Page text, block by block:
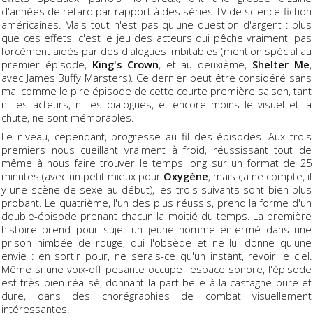
d'années de retard par rapport à des séries TV de science-fiction
américaines. Mais tout n'est pas qu'une question d'argent : plus
que ces effets, c'est le jeu des acteurs qui pêche vraiment, pas
forcément aidés par des dialogues imbitables (mention spécial au
premier épisode, King's Crown, et au deuxième, Shelter Me,
avec James Buffy Marsters). Ce dernier peut être considéré sans
mal comme le pire épisode de cette courte première saison, tant
ni les acteurs, ni les dialogues, et encore moins le visuel et la
chute, ne sont mémorables.
Le niveau, cependant, progresse au fil des épisodes. Aux trois
premiers nous cueillant vraiment à froid, réussissant tout de
même à nous faire trouver le temps long sur un format de 25
minutes (avec un petit mieux pour Oxygène, mais ça ne compte, il
y une scène de sexe au début), les trois suivants sont bien plus
probant. Le quatrième, l'un des plus réussis, prend la forme d'un
double-épisode prenant chacun la moitié du temps. La première
histoire prend pour sujet un jeune homme enfermé dans une
prison nimbée de rouge, qui l'obsède et ne lui donne qu'une
envie : en sortir pour, ne serais-ce qu'un instant, revoir le ciel.
Même si une voix-off pesante occupe l'espace sonore, l'épisode
est très bien réalisé, donnant la part belle à la castagne pure et
dure, dans des chorégraphies de combat visuellement
intéressantes.